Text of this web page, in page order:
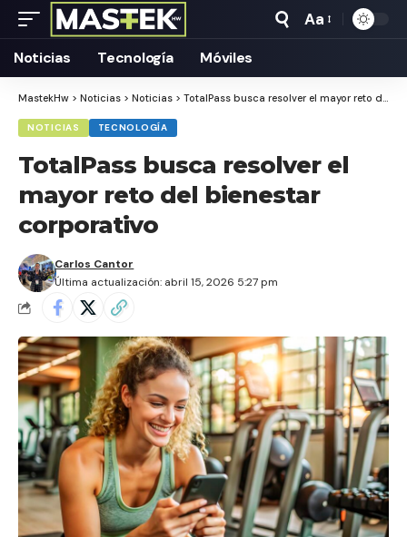
Tamaño
Aa
Noticias Tecnología Móviles
MastekHw > Noticias > Noticias > TotalPass busca resolver el mayor reto del bienestar corporativo
NOTICIAS TECNOLOGÍA
TotalPass busca resolver el
mayor reto del bienestar
corporativo
Última actualización: abril 15, 2026 5:27 pm
Carlos Cantor